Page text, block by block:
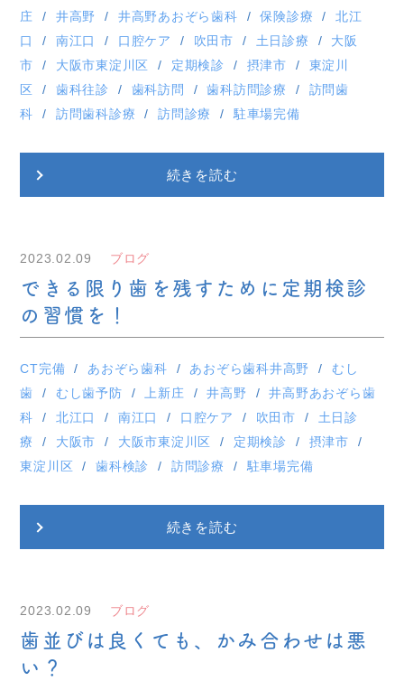
庄
井高野 井高野あおぞら歯科 保険診療
北江
口
南江口 口腔ケア 吹田市 土日診療
大阪
市
大阪市東淀川区 定期検診 摂津市
東淀川
区
歯科往診 歯科訪問 歯科訪問診療
訪問歯
科
訪問歯科診療 訪問診療 駐車場完備
続きを読む
2023.02.09 ブログ
できる限り歯を残すために定期検診
の習慣を！
CT完備 あおぞら歯科 あおぞら歯科井高野
むし
歯
むし歯予防 上新庄 井高野
井高野あおぞら歯
科
北江口 南江口 口腔ケア 吹田市
土日診
療
大阪市 大阪市東淀川区 定期検診
摂津市
東淀川区
歯科検診 訪問診療 駐車場完備
続きを読む
2023.02.09 ブログ
歯並びは良くても、かみ合わせは悪
い？